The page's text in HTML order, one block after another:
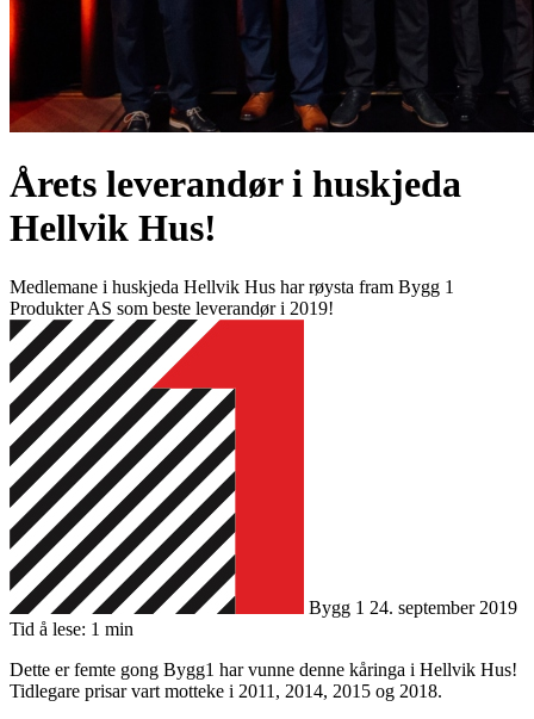
Årets leverandør i huskjeda
Hellvik Hus!
Medlemane i huskjeda Hellvik Hus har røysta fram Bygg 1
Produkter AS som beste leverandør i 2019!
Bygg 1 24. september 2019
Tid å lese: 1 min
Dette er femte gong Bygg1 har vunne denne kåringa i Hellvik Hus!
Tidlegare prisar vart motteke i 2011, 2014, 2015 og 2018.